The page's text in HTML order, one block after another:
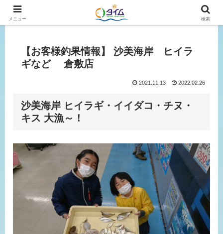
広島、岡山の釣り情報はタイムにおまかせ！
【お客様釣果情報】 沙美海岸 ヒイラ
ギなど 倉敷店
2021.11.13 2022.02.26
沙美海岸 ヒイラギ・イイダコ・チヌ・
キス 大漁～！
メニュー 検索